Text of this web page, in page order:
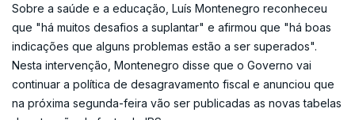
Sobre a saúde e a educação, Luís Montenegro reconheceu
que "há muitos desafios a suplantar" e afirmou que "há boas
indicações que alguns problemas estão a ser superados".
Nesta intervenção, Montenegro disse que o Governo vai
continuar a política de desagravamento fiscal e anunciou que
na próxima segunda-feira vão ser publicadas as novas tabelas